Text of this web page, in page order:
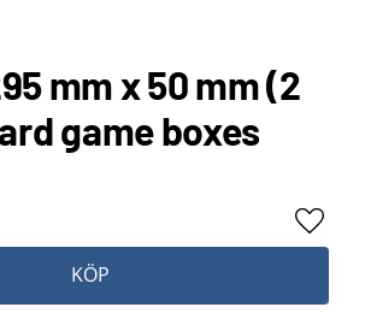
mm x 50 mm (2
game boxes
KÖP
Lägg